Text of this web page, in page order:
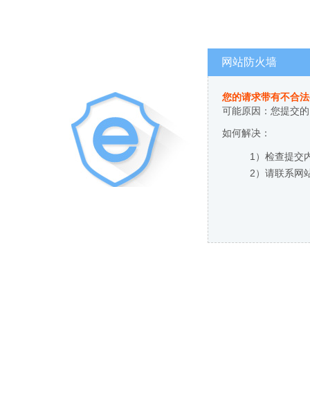
网站防火墙
您的请求带有不合
可能原因：您提交
如何解决：
1）检查提交
2）请联系网